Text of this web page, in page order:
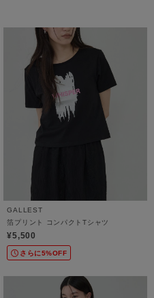
GALLEST
箔プリント コンパクトTシャツ
¥5,500
さらに5%OFF